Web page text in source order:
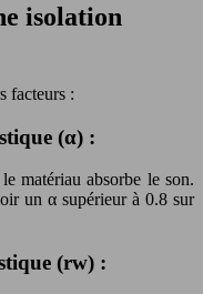
isolation
facteurs :
(α) :
matériau absorbe le son.
un α supérieur à 0.8 sur
(rw) :